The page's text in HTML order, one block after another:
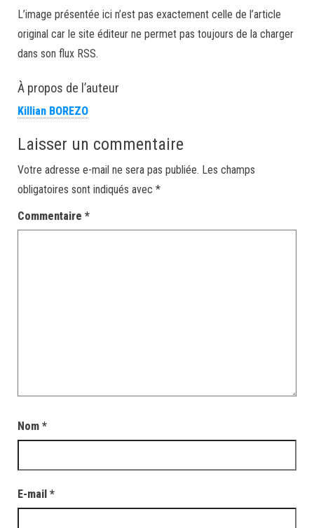
L’image présentée ici n’est pas exactement celle de l’article
original car le site éditeur ne permet pas toujours de la charger
dans son flux RSS.
À propos de l’auteur
Killian BOREZO
Laisser un commentaire
Votre adresse e-mail ne sera pas publiée. Les champs
obligatoires sont indiqués avec *
Commentaire *
Nom *
E-mail *